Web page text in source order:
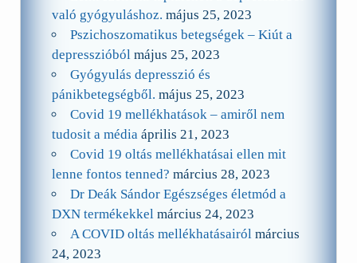
való gyógyuláshoz. május 25, 2023
Pszichoszomatikus betegségek – Kiút a
depresszióból május 25, 2023
Gyógyulás depresszió és
pánikbetegségből. május 25, 2023
Covid 19 mellékhatások – amiről nem
tudosit a média április 21, 2023
Covid 19 oltás mellékhatásai ellen mit
lenne fontos tenned? március 28, 2023
Dr Deák Sándor Egészséges életmód a
DXN termékekkel március 24, 2023
A COVID oltás mellékhatásairól március
24, 2023